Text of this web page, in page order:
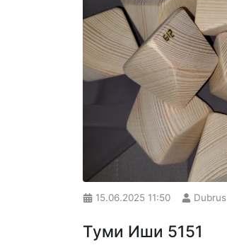
15.06.2025 11:50 Dubrus
Туми Иши 5151